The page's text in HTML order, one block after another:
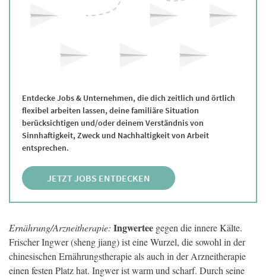
Entdecke Jobs & Unternehmen, die dich zeitlich und örtlich
flexibel arbeiten lassen, deine familiäre Situation
berücksichtigen und/oder deinem Verständnis von
Sinnhaftigkeit, Zweck und Nachhaltigkeit von Arbeit
entsprechen.
JETZT JOBS ENTDECKEN
Ernährung/Arzneitherapie: Ingwertee gegen die innere Kälte.
Frischer Ingwer (sheng jiang) ist eine Wurzel, die sowohl in der
chinesischen Ernährungstherapie als auch in der Arzneitherapie
einen festen Platz hat. Ingwer ist warm und scharf. Durch seine